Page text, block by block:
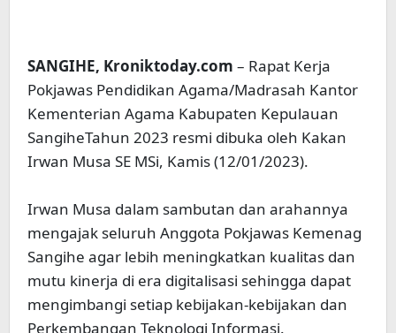
SANGIHE, Kroniktoday.com – Rapat Kerja
Pokjawas Pendidikan Agama/Madrasah Kantor
Kementerian Agama Kabupaten Kepulauan
SangiheTahun 2023 resmi dibuka oleh Kakan
Irwan Musa SE MSi, Kamis (12/01/2023).
Irwan Musa dalam sambutan dan arahannya
mengajak seluruh Anggota Pokjawas Kemenag
Sangihe agar lebih meningkatkan kualitas dan
mutu kinerja di era digitalisasi sehingga dapat
mengimbangi setiap kebijakan-kebijakan dan
Perkembangan Teknologi Informasi.